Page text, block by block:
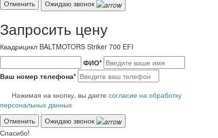
Отменить
Ожидаю звонок
Запросить цену
Квадрицикл BALTMOTORS Striker 700 EFI
ФИО*
Ваш номер телефона*
Нажимая на кнопку, вы даете согласие на обработку
персональных данных
Отменить
Ожидаю звонок
Спасибо!